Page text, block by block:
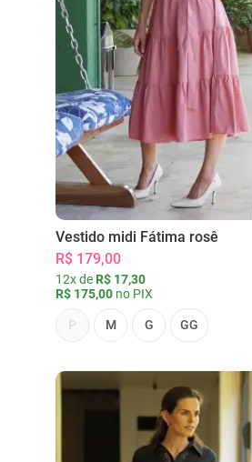
Vestido midi Fátima rosê
R$ 179,00
12x de R$ 17,30
R$ 175,00 no PIX
P M G GG